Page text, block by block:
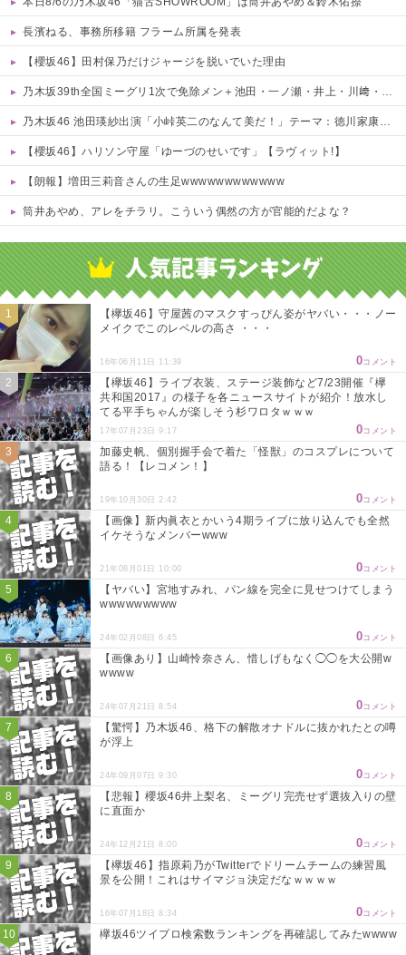
長濱ねる、事務所移籍 フラーム所属を発表
【櫻坂46】田村保乃だけジャージを脱いでいた理由
乃木坂39th全国ミーグリ1次で免除メン＋池田・一ノ瀬・井上・川﨑・菅原・中西が全完売
乃木坂46 池田瑛紗出演「小峠英二のなんて美だ！」テーマ：徳川家康【2025.8.5 24:00〜 TOKYO MX】
【櫻坂46】ハリソン守屋「ゆーづのせいです」【ラヴィット!】
【朗報】増田三莉音さんの生足wwwwwwwwwwww
筒井あやめ、アレをチラリ。こういう偶然の方が官能的だよな？
【欅坂46】守屋茜のマスクすっぴん姿がヤバい・・・ノー
メイクでこのレベルの高さ ・・・
16年06月11日 11:39 0コメント
【欅坂46】ライブ衣装、ステージ装飾など7/23開催『欅
共和国2017』の様子を各ニュースサイトが紹介！放水し
てる平手ちゃんが楽しそう杉ワロタｗｗｗ
17年07月23日 9:17 0コメント
加藤史帆、個別握手会で着た「怪獣」のコスプレについて
語る！【レコメン！】
19年10月30日 2:42 0コメント
【画像】新内眞衣とかいう4期ライブに放り込んでも全然
イケそうなメンバーwww
21年08月01日 10:00 0コメント
【ヤバい】宮地すみれ、パン線を完全に見せつけてしまう
wwwwwwwww
24年02月08日 6:45 0コメント
【画像あり】山崎怜奈さん、惜しげもなく◯◯を大公開w
wwww
24年07月21日 8:54 0コメント
【驚愕】乃木坂46、格下の解散オナドルに抜かれたとの噂
が浮上
24年09月07日 9:30 0コメント
【悲報】櫻坂46井上梨名、ミーグリ完売せず選抜入りの壁
に直面か
24年12月21日 8:00 0コメント
【欅坂46】指原莉乃がTwitterでドリームチームの練習風
景を公開！これはサイマジョ決定だなｗｗｗｗ
16年07月18日 8:34 0コメント
欅坂46ツイプロ検索数ランキングを再確認してみたwwww